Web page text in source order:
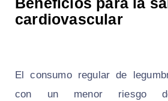
cardiovascular
El consumo regular de
con un menor riesgo de